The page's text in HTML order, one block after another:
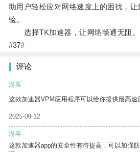
助用户轻松应对网络速度上的困扰，
验。
选择TK加速器，让网络畅通无阻。
#37#
评论
游客
这款加速器VPM应用程序可以给你提供最高速
2025-09-12
游客
这款加速器app的安全性有待提高，可以加强